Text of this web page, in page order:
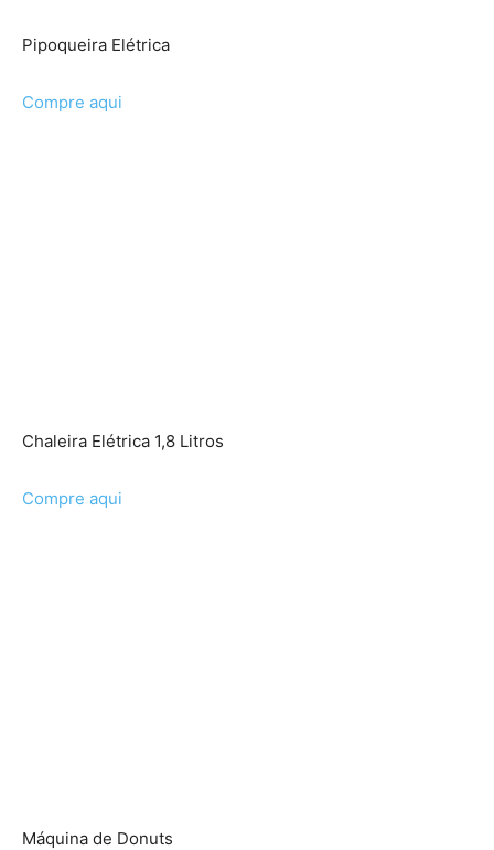
Pipoqueira Elétrica
Compre aqui
Chaleira Elétrica 1,8 Litros
Compre aqui
Máquina de Donuts